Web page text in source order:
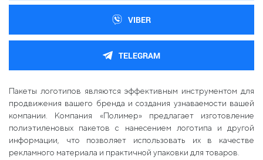
VIBER
TELEGRAM
Пакеты логотипов являются эффективным инструментом для
продвижения вашего бренда и создания узнаваемости вашей
компании. Компания «Полимер» предлагает изготовление
полиэтиленовых пакетов с нанесением логотипа и другой
информации, что позволяет использовать их в качестве
рекламного материала и практичной упаковки для товаров.